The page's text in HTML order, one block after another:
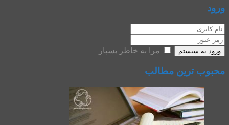
ورود
ورود به سیستم مرا به خاطر بسپار
محبوب ترین مطالب